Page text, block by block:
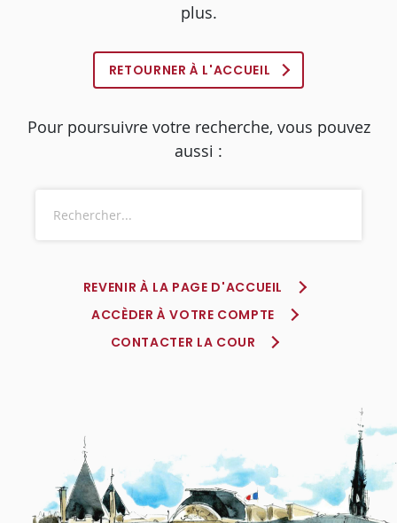
plus.
RETOURNER À L'ACCUEIL
Pour poursuivre votre recherche, vous pouvez
aussi :
REVENIR À LA PAGE D'ACCUEIL
ACCÈDER À VOTRE COMPTE
CONTACTER LA COUR